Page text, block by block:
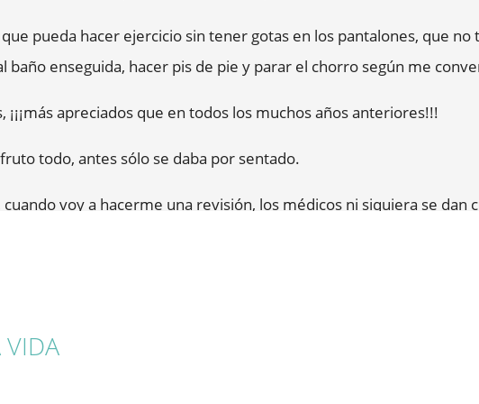
varios años antes de que se incluya la IRE en las
pueda hacer ejercicio sin tener gotas en los pantalones, que no
enseguida, hacer pis de pie y parar el chorro según me
apreciados que en todos los muchos años anteriores!!!
todo, antes sólo se daba por sentado.
voy a hacerme una revisión, los médicos ni siquiera se dan
de marzo de 2013. Esta fecha también está profundamente
VIDA